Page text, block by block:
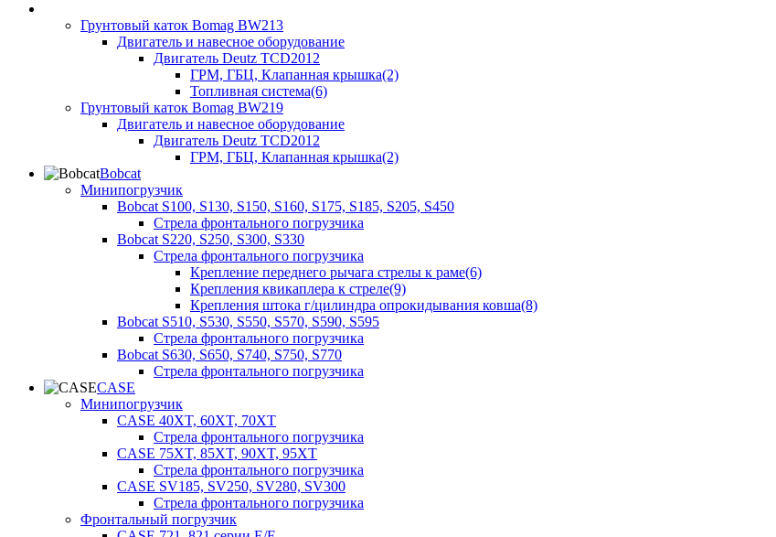
Грунтовый каток Bomag BW213
Двигатель и навесное оборудование
Двигатель Deutz TCD2012
ГРМ, ГБЦ, Клапанная крышка(2)
Топливная система(6)
Грунтовый каток Bomag BW219
Двигатель и навесное оборудование
Двигатель Deutz TCD2012
ГРМ, ГБЦ, Клапанная крышка(2)
Bobcat
Минипогрузчик
Bobcat S100, S130, S150, S160, S175, S185, S205, S450
Стрела фронтального погрузчика
Bobcat S220, S250, S300, S330
Стрела фронтального погрузчика
Крепление переднего рычага стрелы к раме(6)
Крепления квикаплера к стреле(9)
Крепления штока г/цилиндра опрокидывания ковша(8)
Bobcat S510, S530, S550, S570, S590, S595
Стрела фронтального погрузчика
Bobcat S630, S650, S740, S750, S770
Стрела фронтального погрузчика
CASE
Минипогрузчик
CASE 40XT, 60XT, 70XT
Стрела фронтального погрузчика
CASE 75XT, 85XT, 90XT, 95XT
Стрела фронтального погрузчика
CASE SV185, SV250, SV280, SV300
Стрела фронтального погрузчика
Фронтальный погрузчик